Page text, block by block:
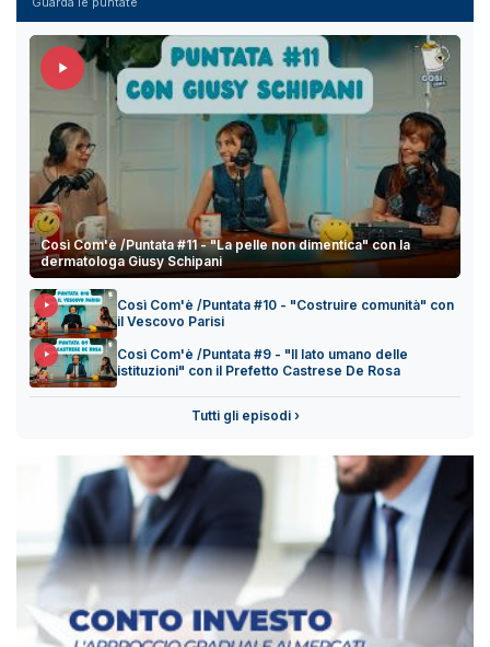
Così Com'è /Puntata #11 - "La pelle non dimentica" con la
dermatologa Giusy Schipani
Così Com'è /Puntata #10 - "Costruire comunità" con
il Vescovo Parisi
Così Com'è /Puntata #9 - "Il lato umano delle
istituzioni" con il Prefetto Castrese De Rosa
Tutti gli episodi ›